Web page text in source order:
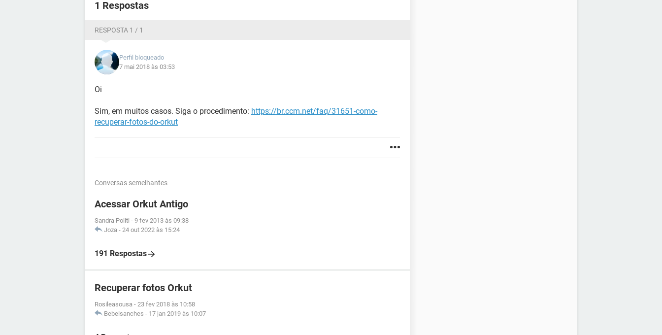
1 Respostas
RESPOSTA 1 / 1
Perfil bloqueado
7 mai 2018 às 03:53
Oi
Sim, em muitos casos. Siga o procedimento: https://br.ccm.net/faq/31651-como-
recuperar-fotos-do-orkut
Conversas semelhantes
Acessar Orkut Antigo
Sandra Politi - 9 fev 2013 às 09:38
Joza - 24 out 2022 às 15:24
191 Respostas
Recuperar fotos Orkut
Rosileasousa - 23 fev 2018 às 10:58
Bebelsanches - 17 jan 2019 às 10:07